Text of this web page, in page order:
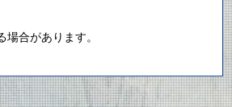
合があります。